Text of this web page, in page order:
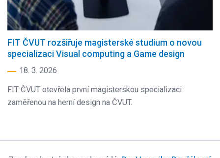
FIT ČVUT rozšiřuje magisterské studium o novou
specializaci Visual computing a Game design
18. 3. 2026
FIT ČVUT otevřela první magisterskou specializaci
zaměřenou na herní design na ČVUT.